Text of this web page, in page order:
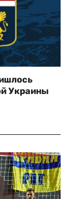
Украины